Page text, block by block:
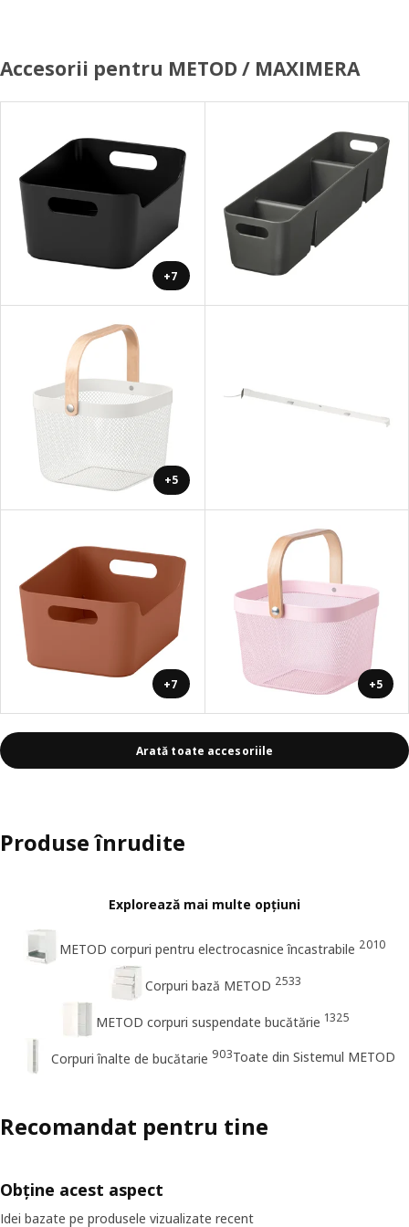
Accesorii pentru METOD / MAXIMERA
+7
+5
+7 +5
Arată toate accesoriile
Produse înrudite
Explorează mai multe opțiuni
METOD corpuri pentru electrocasnice încastrabile 2010
Corpuri bază METOD 2533
METOD corpuri suspendate bucătărie 1325
Corpuri înalte de bucătarie 903Toate din Sistemul METOD
Recomandat pentru tine
Obține acest aspect
Idei bazate pe produsele vizualizate recent